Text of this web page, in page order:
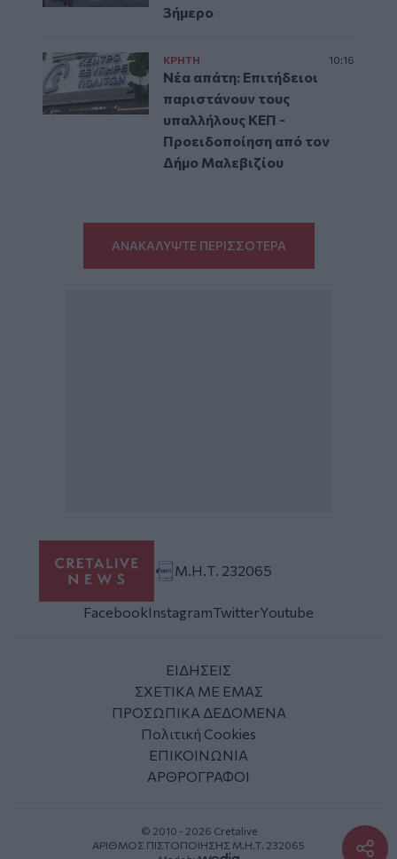
3ήμερο
ΚΡΗΤΗ 10:16
Νέα απάτη: Επιτήδειοι
παριστάνουν τους
υπαλλήλους ΚΕΠ -
Προειδοποίηση από τον
Δήμο Μαλεβιζίου
ΑΝΑΚΑΛΥΨΤΕ ΠΕΡΙΣΣΟΤΕΡΑ
Μ.Η.Τ. 232065
FacebookInstagramTwitterYoutube
ΕΙΔΗΣΕΙΣ
ΣΧΕΤΙΚΑ ΜΕ ΕΜΑΣ
ΠΡΟΣΩΠΙΚΑ ΔΕΔΟΜΕΝΑ
Πολιτική Cookies
ΕΠΙΚΟΙΝΩΝΙΑ
ΑΡΘΡΟΓΡΑΦΟΙ
© 2010 - 2026 Cretalive
ΑΡΙΘΜΟΣ ΠΙΣΤΟΠΟΙΗΣΗΣ Μ.Η.Τ. 232065